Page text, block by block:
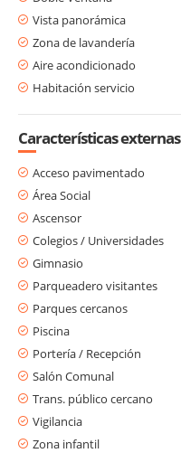
Vista panorámica
Zona de lavandería
Aire acondicionado
Habitación servicio
Características externas
Acceso pavimentado
Área Social
Ascensor
Colegios / Universidades
Gimnasio
Parqueadero visitantes
Parques cercanos
Piscina
Portería / Recepción
Salón Comunal
Trans. público cercano
Vigilancia
Zona infantil